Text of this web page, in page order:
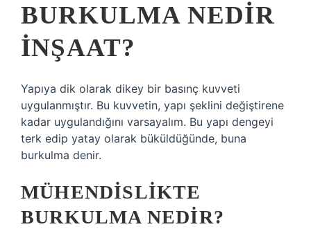
BURKULMA NEDIR
INŞAAT?
Yapıya dik olarak dikey bir basınç kuvveti
uygulanmıştır. Bu kuvvetin, yapı şeklini değiştirene
kadar uygulandığını varsayalım. Bu yapı dengeyi
terk edip yatay olarak büküldüğünde, buna
burkulma denir.
MÜHENDISLIKTE
BURKULMA NEDIR?